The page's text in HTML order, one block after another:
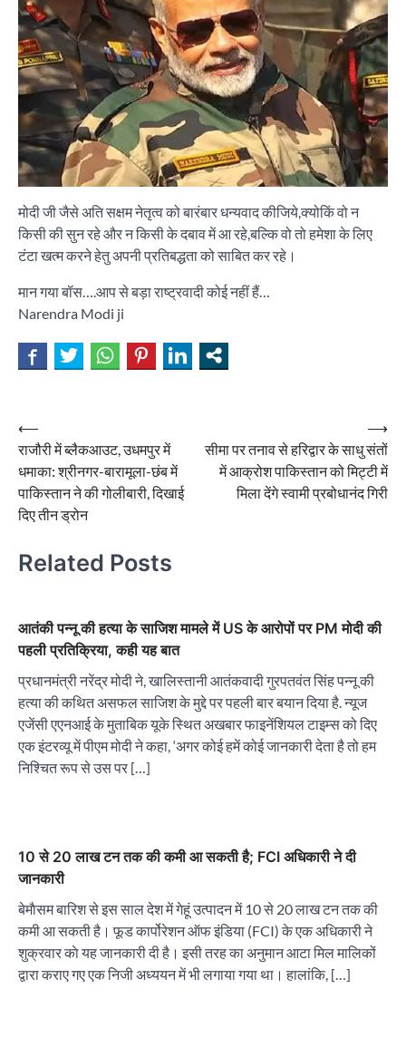
मोदी जी जैसे अति सक्षम नेतृत्व को बारंबार धन्यवाद कीजिये,क्योकिं वो न
किसी की सुन रहे और न किसी के दबाव में आ रहे,बल्कि वो तो हमेशा के लिए
टंटा खत्म करने हेतु अपनी प्रतिबद्धता को साबित कर रहे।
मान गया बॉस….आप से बड़ा राष्ट्रवादी कोई नहीं हैं…
Narendra Modi ji
Post
navigation
⟵
राजौरी में ब्लैकआउट, उधमपुर में
धमाका: श्रीनगर-बारामूला-छंब में
पाकिस्तान ने की गोलीबारी, दिखाई
दिए तीन ड्रोन
सीमा पर तनाव से हरिद्वार के साधु संतों
में आक्रोश पाकिस्तान को मिट्टी में
मिला देंगे स्वामी प्रबोधानंद गिरी
⟶
Related Posts
आतंकी पन्नू की हत्या के साजिश मामले में US के आरोपों पर PM मोदी की
पहली प्रतिक्रिया, कही यह बात
प्रधानमंत्री नरेंद्र मोदी ने, खालिस्तानी आतंकवादी गुरपतवंत सिंह पन्नू की
हत्या की कथित असफल साजिश के मुद्दे पर पहली बार बयान दिया है. न्यूज
एजेंसी एएनआई के मुताबिक यूके स्थित अखबार फाइनेंशियल टाइम्स को दिए
एक इंटरव्यू में पीएम मोदी ने कहा, ‘अगर कोई हमें कोई जानकारी देता है तो हम
निश्चित रूप से उस पर […]
10 से 20 लाख टन तक की कमी आ सकती है; FCI अधिकारी ने दी
जानकारी
बेमाैसम बारिश से इस साल देश में गेहूं उत्पादन में 10 से 20 लाख टन तक की
कमी आ सकती है। फूड कार्पोरेशन ऑफ इंडिया (FCI) के एक अधिकारी ने
शुक्रवार काे यह जानकारी दी है। इसी तरह का अनुमान आटा मिल मालिकों
द्वारा कराए गए एक निजी अध्ययन में भी लगाया गया था। हालांकि, […]